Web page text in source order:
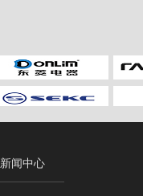
新闻中心